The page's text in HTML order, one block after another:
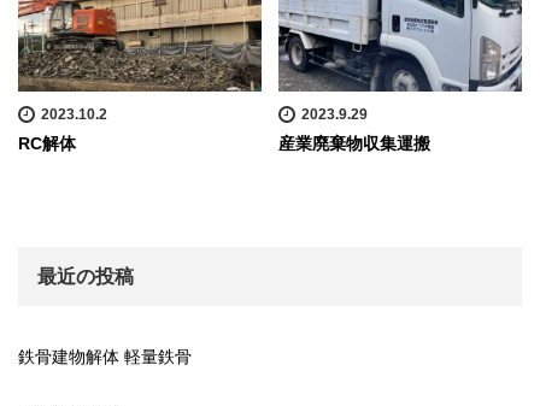
2023.10.2
RC解体
2023.9.29
産業廃棄物収集運搬
最近の投稿
鉄骨建物解体 軽量鉄骨